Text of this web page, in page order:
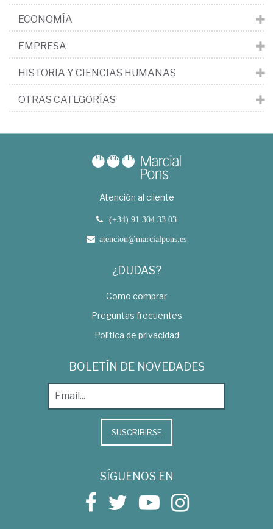
ECONOMÍA
EMPRESA
HISTORIA Y CIENCIAS HUMANAS
OTRAS CATEGORÍAS
Atención al cliente
(+34) 91 304 33 03
atencion@marcialpons.es
¿DUDAS?
Como comprar
Preguntas frecuentes
Política de privacidad
BOLETÍN DE NOVEDADES
SUSCRIBIRSE
SÍGUENOS EN